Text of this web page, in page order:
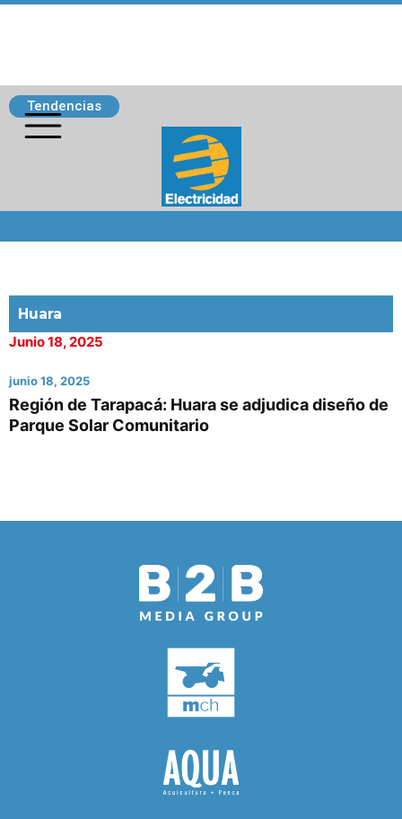
Tendencias
Huara
Junio 18, 2025
junio 18, 2025
Región de Tarapacá: Huara se adjudica diseño de
Parque Solar Comunitario